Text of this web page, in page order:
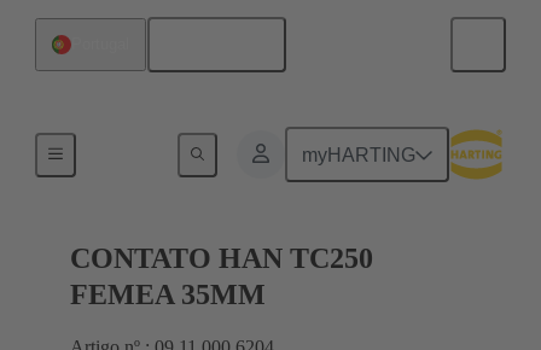
myHARTING
CONTATO HAN TC250
FEMEA 35MM